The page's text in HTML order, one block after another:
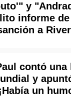
y
informe de
a River
contó una
y
un